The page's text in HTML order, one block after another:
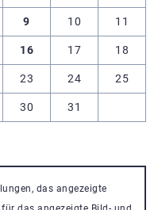
9 10 11
16 17 18
23 24 25
30
31
das angezeigte